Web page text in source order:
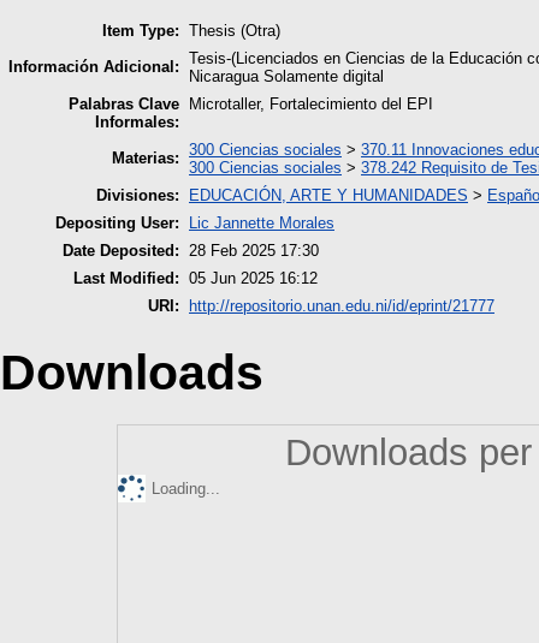
Item Type: Thesis (Otra)
Información Adicional: Tesis-(Licenciados en Ciencias de la Educación
Nicaragua Solamente digital
Palabras Clave
Informales:
Microtaller, Fortalecimiento del EPI
Materias: 300 Ciencias sociales > 370.11 Innovaciones
300 Ciencias sociales > 378.242 Requisito de
Divisiones:
EDUCACIÓN, ARTE Y HUMANIDADES >
Depositing User:
Lic Jannette Morales
Date Deposited:
28 Feb 2025 17:30
Last Modified: 05 Jun 2025 16:12
URI:
http://repositorio.unan.edu.ni/id/eprint/21777
Downloads
Downloads
Loading...